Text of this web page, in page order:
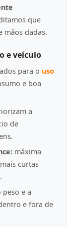
que
mãos dadas.
e veículo
para o uso
e boa
a
de
máxima
curtas
.
e a
e fora de